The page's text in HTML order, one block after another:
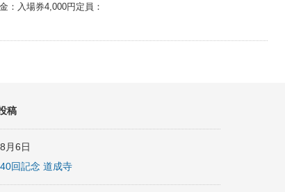
：入場券4,000円定員：
稿
月6日
回記念 道成寺